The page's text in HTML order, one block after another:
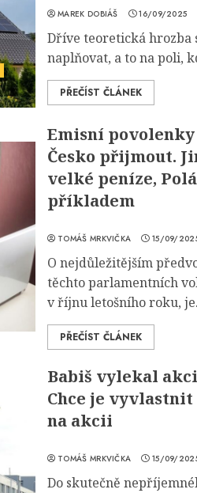
MAREK DOBIÁŠ 16/09/2025
Dříve teoretická hrozba
naplňovat, a to na poli,
PŘEČÍST ČLÁNEK
Emisní povolenky
Česko přijmout.
velké peníze,
příkladem
TOMÁŠ MRKVIČKA 15/09/
O nejdůležitějším
těchto parlamentních
v říjnu letošního roku,
PŘEČÍST ČLÁNEK
Babiš vylekal
Chce je vyvlastnit
na akcii
TOMÁŠ MRKVIČKA 15/09/
Do skutečně